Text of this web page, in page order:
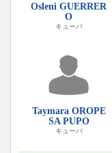
Osleni GUERRER
O
キューバ
Taymara OROPE
SA PUPO
キューバ